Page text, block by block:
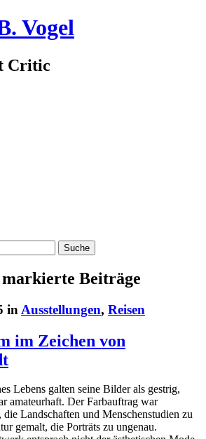
Vogel
Critic
Beiträge
in Ausstellungen, Reisen
im Zeichen von
Lebens galten seine Bilder als gestrig,
amateurhaft. Der Farbauftrag war
Landschaften und Menschenstudien zu
gemalt, die Porträts zu ungenau.